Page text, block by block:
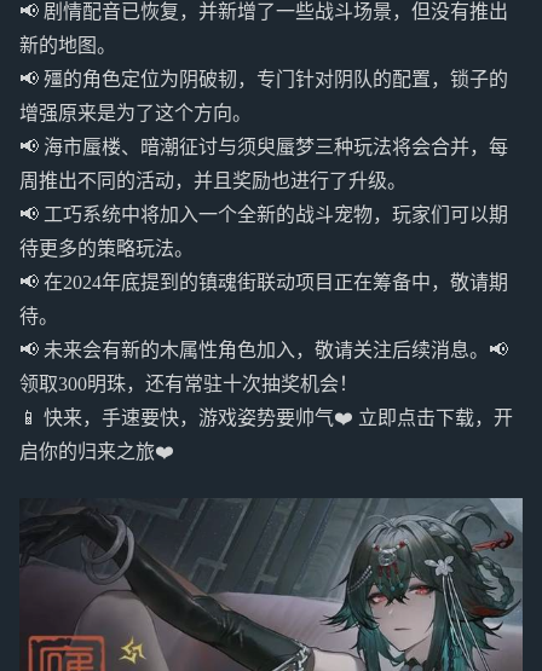
📢 剧情配音已恢复，并新增了一些战斗场景，但没有推出
新的地图。
📢 殭的角色定位为阴破韧，专门针对阴队的配置，锁子的
增强原来是为了这个方向。
📢 海市蜃楼、暗潮征讨与须臾蜃梦三种玩法将会合并，每
周推出不同的活动，并且奖励也进行了升级。
📢 工巧系统中将加入一个全新的战斗宠物，玩家们可以期
待更多的策略玩法。
📢 在2024年底提到的镇魂街联动项目正在筹备中，敬请期
待。
📢 未来会有新的木属性角色加入，敬请关注后续消息。📢
领取300明珠，还有常驻十次抽奖机会！
📱 快来，手速要快，游戏姿势要帅气❤️ 立即点击下载，开
启你的归来之旅❤️